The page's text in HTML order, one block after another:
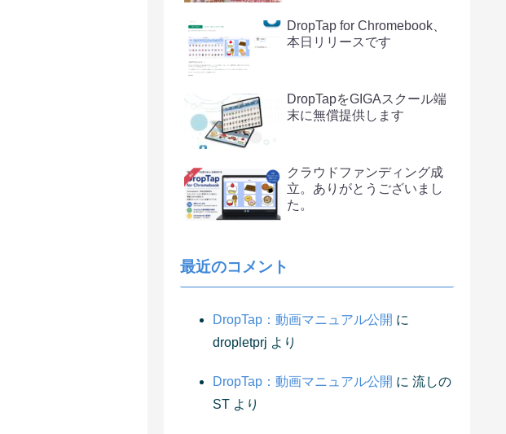
DropTap for Chromebook、
本日リリースです
DropTapをGIGAスクール端
末に無償提供します
クラウドファンディング成
立。ありがとうございまし
た。
最近のコメント
DropTap：動画マニュアル公開 に
dropletprj より
DropTap：動画マニュアル公開 に 流しの
ST より